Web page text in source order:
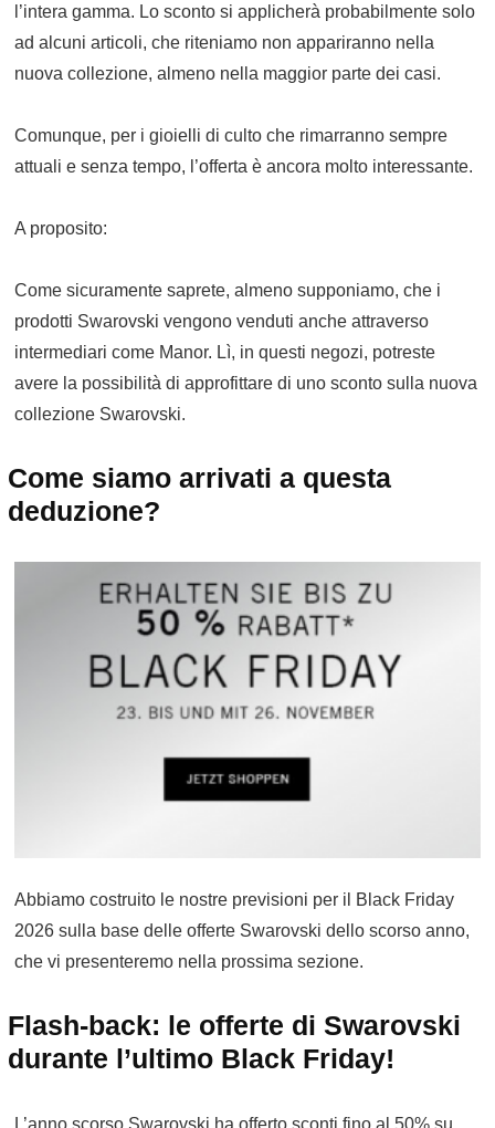
l’intera gamma. Lo sconto si applicherà probabilmente solo
ad alcuni articoli, che riteniamo non appariranno nella
nuova collezione, almeno nella maggior parte dei casi.
Comunque, per i gioielli di culto che rimarranno sempre
attuali e senza tempo, l’offerta è ancora molto interessante.
A proposito:
Come sicuramente saprete, almeno supponiamo, che i
prodotti Swarovski vengono venduti anche attraverso
intermediari come Manor. Lì, in questi negozi, potreste
avere la possibilità di approfittare di uno sconto sulla nuova
collezione Swarovski.
Come siamo arrivati a questa
deduzione?
Abbiamo costruito le nostre previsioni per il Black Friday
2026 sulla base delle offerte Swarovski dello scorso anno,
che vi presenteremo nella prossima sezione.
Flash-back: le offerte di Swarovski
durante l’ultimo Black Friday!